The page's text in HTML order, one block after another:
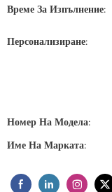
Време За Изпълнение:
Персонализиране:
Номер На Модела:
Име На Марката: